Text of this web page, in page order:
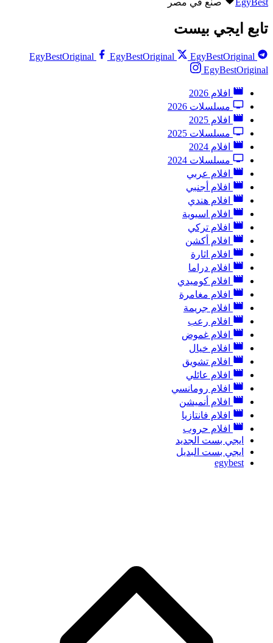
تابع ايجي بيست
EgyBestOriginal EgyBestOriginal
EgyBestOriginal
EgyBestOriginal
افلام 2026
مسلسلات 2026
افلام 2025
مسلسلات 2025
افلام 2024
مسلسلات 2024
افلام عربي
افلام أجنبي
افلام هندي
افلام اسيوية
افلام تركي
افلام أكشن
افلام اثارة
افلام دراما
افلام كوميدي
افلام مغامرة
افلام جريمة
افلام رعب
افلام غموض
افلام خيال
افلام تشويق
افلام عائلي
افلام رومانسي
افلام أنميشن
افلام فانتازيا
افلام حروب
ايجي بست الجديد
ايجي بست البديل
egybest